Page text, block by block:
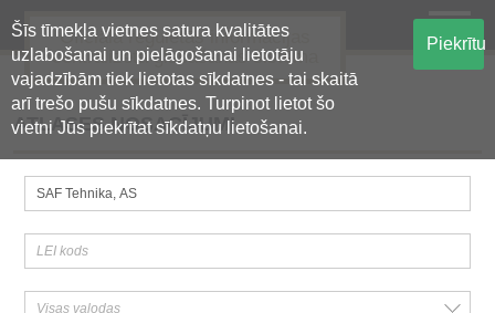
Šīs tīmekļa vietnes satura kvalitātes
uzlabošanai un pielāgošanai lietotāju
vajadzībām tiek lietotas sīkdatnes - tai skaitā
arī trešo pušu sīkdatnes. Turpinot lietot šo
vietni Jūs piekrītat sīkdatņu lietošanai.
Piekrītu
Oficiālā regulētās informācijas
centralizētā glabāšanas sistēma
ATLASES NOSACĪJUMI